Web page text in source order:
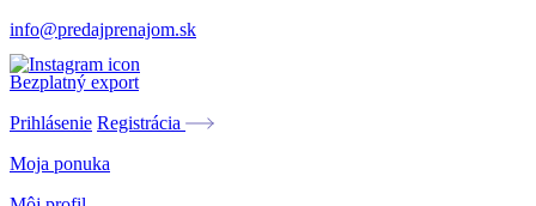
info@predajprenajom.sk
Bezplatný export
Prihlásenie Registrácia
Moja ponuka